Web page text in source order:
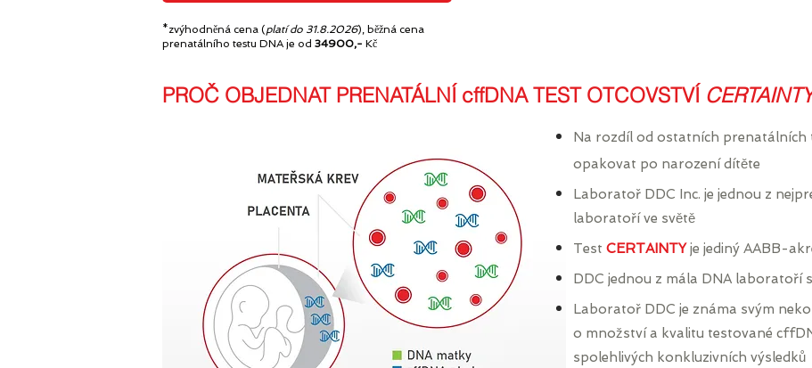
*zvýhodněná cena (platí do 31.8.2026), běžná cena
prenatálního testu DNA je od 34900,- Kč
PROČ OBJEDNAT PRENATÁLNÍ cffDNA TEST OTCOVSTVÍ
Na rozdíl od ostatních
opakovat po narození dítěte
Laboratoř DDC Inc. je jednou z
laboratoří ve světě
Test CERTAINTYje jediný AABB-
DDC jednou z mála DNA laboratoří
Laboratoř DDC je známa svým
o množství a kvalitu testované
spolehlivých konkluzivních výsledků